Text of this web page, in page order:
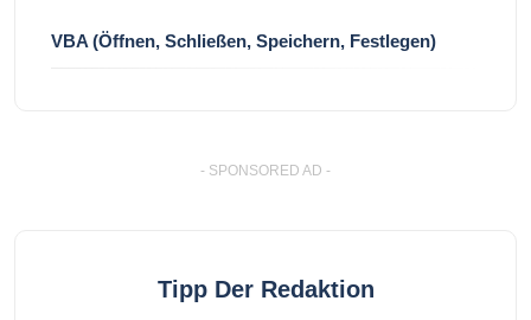
VBA (Öffnen, Schließen, Speichern, Festlegen)
- SPONSORED AD -
Tipp Der Redaktion